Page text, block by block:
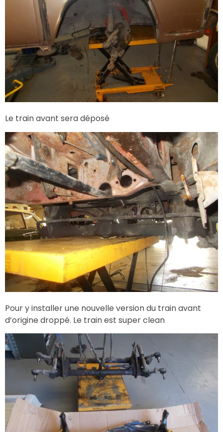
Le train avant sera déposé
Pour y installer une nouvelle version du train avant
d’origine droppé. Le train est super clean